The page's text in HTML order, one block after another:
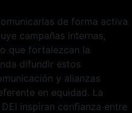
de forma activa
campañas internas,
que fortalezcan la
difundir estos
y alianzas
en equidad. La
inspiran confianza entre